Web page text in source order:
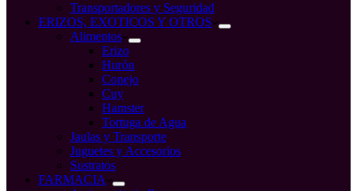
Transportadores y Seguridad
ERIZOS, EXOTICOS Y OTROS
Alimentos
Erizo
Hurón
Conejo
Cuy
Hamster
Tortuga de Agua
Jaulas y Transporte
Juguetes y Accesorios
Sustratos
FARMACIA